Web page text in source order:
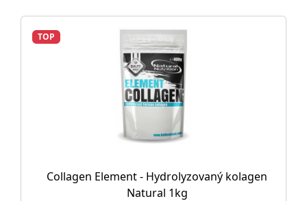
TOP
Collagen Element - Hydrolyzovaný kolagen
Natural 1kg